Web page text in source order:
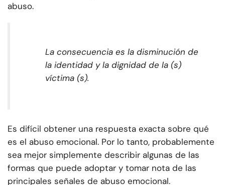
abuso.
La consecuencia es la disminución de
la identidad y la dignidad de la (s)
víctima (s).
Es difícil obtener una respuesta exacta sobre qué
es el abuso emocional. Por lo tanto, probablemente
sea mejor simplemente describir algunas de las
formas que puede adoptar y tomar nota de las
principales señales de abuso emocional.